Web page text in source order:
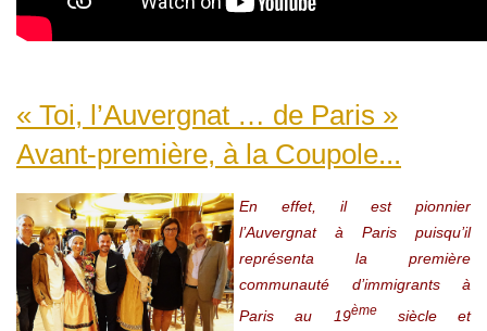
« Toi, l’Auvergnat … de Paris »
Avant-première, à la Coupole...
En effet, il est pionnier
l’Auvergnat à Paris puisqu’il
représenta la première
communauté d’immigrants à
Paris au 19èmesiècle et